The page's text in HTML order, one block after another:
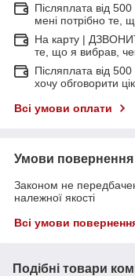
Післяплата від
мені потрібно те,
На карту |
те, що я вибрав,
Післяплата від
хочу обговорити
Всі умови оплати
Умови повернення
Законом не
належної якості
Всі умови
Подібні товари